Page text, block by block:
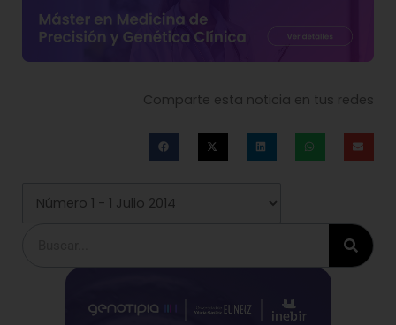
Comparte esta noticia en tus redes